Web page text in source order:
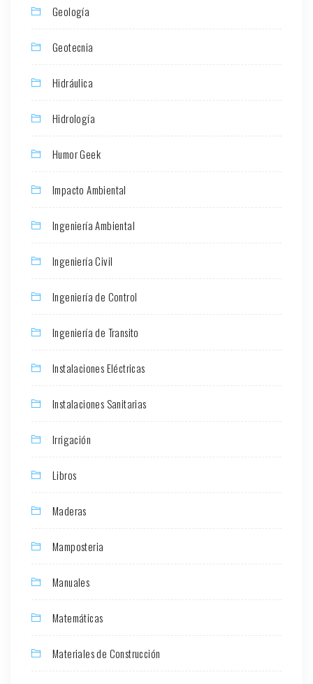
Geología
Geotecnia
Hidráulica
Hidrología
Humor Geek
Impacto Ambiental
Ingeniería Ambiental
Ingeniería Civil
Ingeniería de Control
Ingeniería de Transito
Instalaciones Eléctricas
Instalaciones Sanitarias
Irrigación
Libros
Maderas
Mamposteria
Manuales
Matemáticas
Materiales de Construcción